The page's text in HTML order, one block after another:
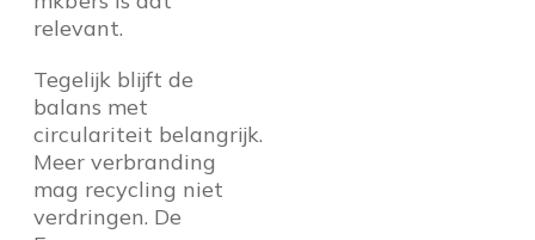
relevant.
Tegelijk blijft de
balans met
circulariteit belangrijk.
Meer verbranding
mag recycling niet
verdringen. De